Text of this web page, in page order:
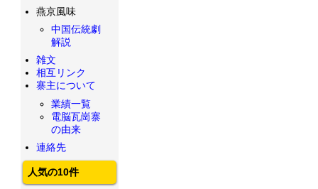
燕京風味
中国伝統劇
解説
雑文
相互リンク
寨主について
業績一覧
電脳瓦崗寨
の由来
連絡先
人気の10件